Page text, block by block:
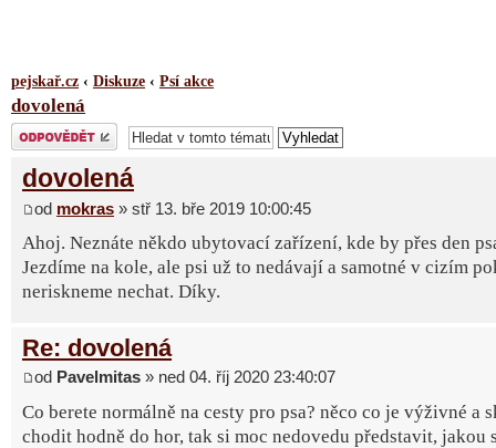
pejskař.cz ‹ Diskuze ‹ Psí akce
dovolená
Odeslat odpověď
dovolená
od mokras » stř 13. bře 2019 10:00:45
Ahoj. Neznáte někdo ubytovací zařízení, kde by přes den
Jezdíme na kole, ale psi už to nedávají a samotné v cizím
neriskneme nechat. Díky.
Re: dovolená
od Pavelmitas » ned 04. říj 2020 23:40:07
Co berete normálně na cesty pro psa? něco co je výživné a
chodit hodně do hor, tak si moc nedovedu představit, jakou